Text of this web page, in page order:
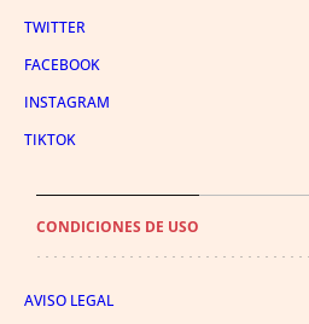
TWITTER
FACEBOOK
INSTAGRAM
TIKTOK
CONDICIONES DE USO
AVISO LEGAL